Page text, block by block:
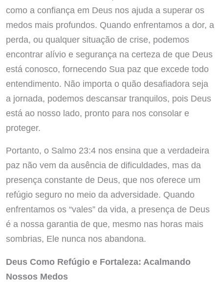
como a confiança em Deus nos ajuda a superar os
medos mais profundos. Quando enfrentamos a dor, a
perda, ou qualquer situação de crise, podemos
encontrar alívio e segurança na certeza de que Deus
está conosco, fornecendo Sua paz que excede todo
entendimento. Não importa o quão desafiadora seja
a jornada, podemos descansar tranquilos, pois Deus
está ao nosso lado, pronto para nos consolar e
proteger.
Portanto, o Salmo 23:4 nos ensina que a verdadeira
paz não vem da ausência de dificuldades, mas da
presença constante de Deus, que nos oferece um
refúgio seguro no meio da adversidade. Quando
enfrentamos os “vales” da vida, a presença de Deus
é a nossa garantia de que, mesmo nas horas mais
sombrias, Ele nunca nos abandona.
Deus Como Refúgio e Fortaleza: Acalmando
Nossos Medos